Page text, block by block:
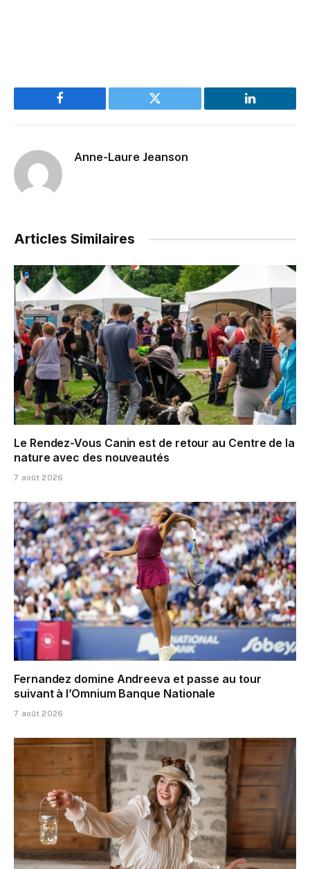
Facebook Twitter LinkedIn
Anne-Laure Jeanson
Articles Similaires
Le Rendez-Vous Canin est de retour au Centre de la
nature avec des nouveautés
7 août 2026
Fernandez domine Andreeva et passe au tour
suivant à l’Omnium Banque Nationale
7 août 2026